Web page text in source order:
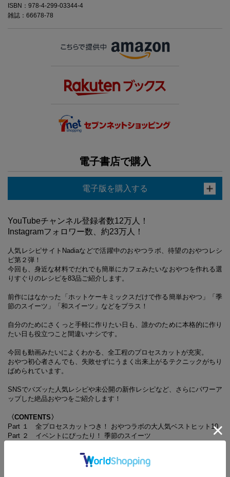
ISBN：978-4-299-03344-4
雑誌：66678-78
電子書店で購入
電子版を購入する
YouTubeチャンネル登録者数12万人！
Instagramフォロワー数、約23万人！
人気レシピサイトNadiaなどで活躍中のおやつラボ、待望のおやつレシ
ピ第２弾！
今回も、身近な材料でだれでも簡単にカフェみたいなおやつを作れる選
りすぐりのレシピを83品ご紹介します。
前作にはなかった「ホットケーキミックスだけで作る簡単おやつ」「季
節のスイーツ」「和スイーツ」などをプラス！
自分のためにさくっと手軽に作りたい日も、誰かのために本格的に作り
たい日も役立つこと間違いナシです。
今回も動画みたいによくわかる、全工程のプロセスカットが充実。
おやつ初心者さんでも、失敗せずにうまく出来上がるテクニックがちり
ばめられています。
SNSでバズッた人気レシピや未公開の新作レシピなど、さらにパワーア
ップした絶品おやつをご紹介します！
〈CONTENTS〉
Part １ 全プロセスカットつき！ おやつラボの大人気ベストヒット10
Part ２ イベントにぴったり！ 季節のスイーツ
Part ４ 手軽で美味しい ホケミで作る簡単おやつ
Part ５ 見た目も可愛い 絶品いちごスイーツ